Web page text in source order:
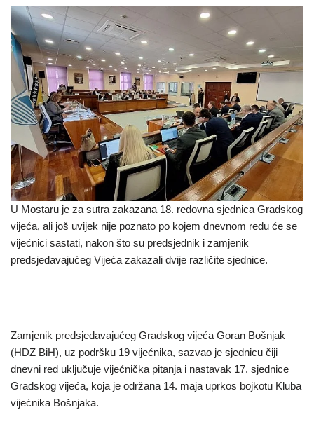
U Mostaru je za sutra zakazana 18. redovna sjednica Gradskog
vijeća, ali još uvijek nije poznato po kojem dnevnom redu će se
vijećnici sastati, nakon što su predsjednik i zamjenik
predsjedavajućeg Vijeća zakazali dvije različite sjednice.
Zamjenik predsjedavajućeg Gradskog vijeća Goran Bošnjak
(HDZ BiH), uz podršku 19 vijećnika, sazvao je sjednicu čiji
dnevni red uključuje vijećnička pitanja i nastavak 17. sjednice
Gradskog vijeća, koja je održana 14. maja uprkos bojkotu Kluba
vijećnika Bošnjaka.